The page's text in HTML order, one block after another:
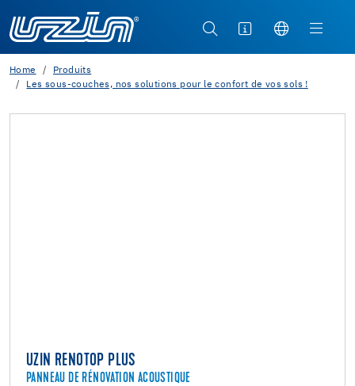
Home
Produits
Les sous-couches, nos solutions pour le confort de vos sols !
UZIN RENOTOP PLUS
PANNEAU DE RÉNOVATION ACOUSTIQUE